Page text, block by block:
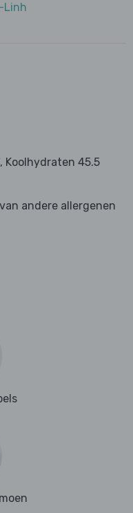
Linh
Koolhydraten 45.5
andere allergenen